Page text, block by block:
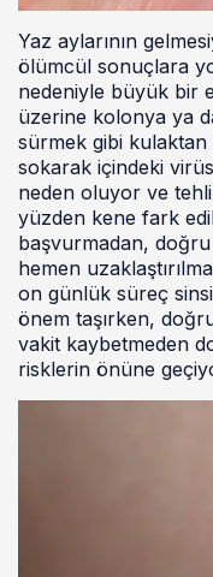
Yaz aylarının
ölümcül sonuçlara
nedeniyle büyük bir
üzerine kolonya ya
sürmek gibi kulaktan
sokarak içindeki
neden oluyor ve
yüzden kene fark
başvurmadan,
hemen
on günlük süreç
önem taşırken,
vakit kaybetmeden
risklerin önüne